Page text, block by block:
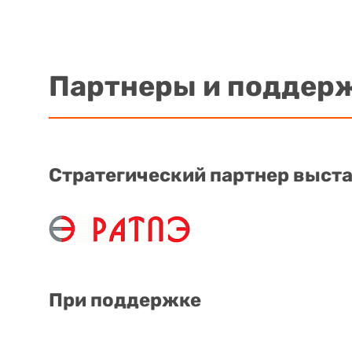
Партнеры и
Стратегический партнер
При поддержке